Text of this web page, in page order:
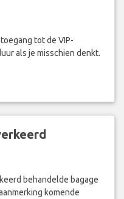
tot de VIP-
als je misschien denkt.
behandelde bagage
komende